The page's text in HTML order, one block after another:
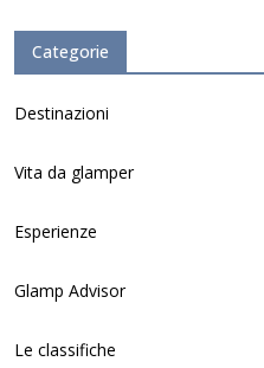
Categorie
Destinazioni
Vita da glamper
Esperienze
Glamp Advisor
Le classifiche